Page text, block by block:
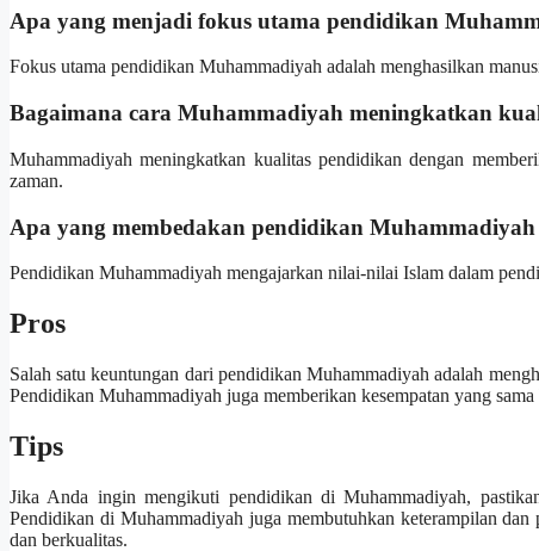
Apa yang menjadi fokus utama pendidikan
Fokus utama pendidikan Muhammadiyah adalah menghasilkan
Bagaimana cara Muhammadiyah meningkatkan
Muhammadiyah meningkatkan kualitas pendidikan dengan
zaman.
Apa yang membedakan pendidikan
Pendidikan Muhammadiyah mengajarkan nilai-nilai Islam dalam
Pros
Salah satu keuntungan dari pendidikan Muhammadiyah adalah
Pendidikan Muhammadiyah juga memberikan kesempatan yang
Tips
Jika Anda ingin mengikuti pendidikan di Muhammadiyah,
Pendidikan di Muhammadiyah juga membutuhkan keterampilan
dan berkualitas.